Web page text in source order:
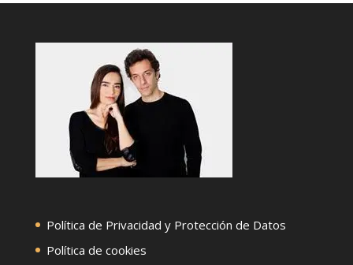
Política de Privacidad y Protección de Datos
Política de cookies